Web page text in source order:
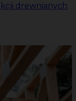
drewnianych